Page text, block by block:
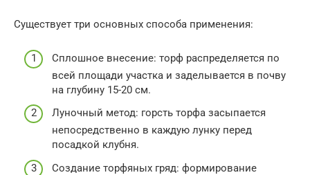
Существует три основных способа применения:
Сплошное внесение: торф распределяется по
всей площади участка и заделывается в почву
на глубину 15-20 см.
Луночный метод: горсть торфа засыпается
непосредственно в каждую лунку перед
посадкой клубня.
Создание торфяных гряд: формирование